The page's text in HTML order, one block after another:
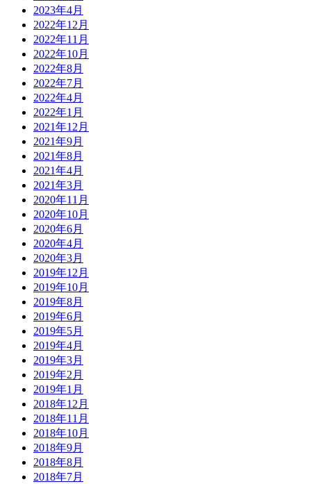
2023年4月
2022年12月
2022年11月
2022年10月
2022年8月
2022年7月
2022年4月
2022年1月
2021年12月
2021年9月
2021年8月
2021年4月
2021年3月
2020年11月
2020年10月
2020年6月
2020年4月
2020年3月
2019年12月
2019年10月
2019年8月
2019年6月
2019年5月
2019年4月
2019年3月
2019年2月
2019年1月
2018年12月
2018年11月
2018年10月
2018年9月
2018年8月
2018年7月